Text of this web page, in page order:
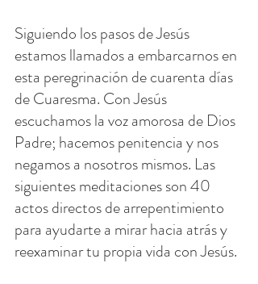
Siguiendo los pasos de Jesús
estamos llamados a embarcarnos en
esta peregrinación de cuarenta días
de Cuaresma. Con Jesús
escuchamos la voz amorosa de Dios
Padre; hacemos penitencia y nos
negamos a nosotros mismos. Las
siguientes meditaciones son 40
actos directos de arrepentimiento
para ayudarte a mirar hacia atrás y
reexaminar tu propia vida con Jesús.